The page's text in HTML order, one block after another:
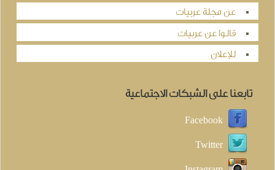
عن مجلة عربيات
قالوا عن عربيات
للإعلان
تابعنا على الشبكات الاجتماعية
Facebook
Twitter